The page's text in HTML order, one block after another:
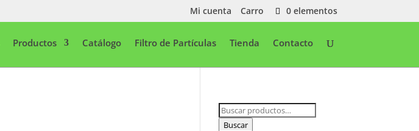
Mi cuenta Carro 0 elementos
Productos Catálogo Filtro de Partículas Tienda Contacto
Buscar
por:
Buscar